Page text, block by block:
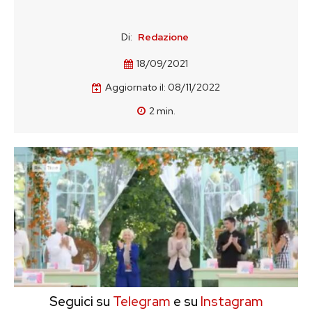
Di: Redazione
18/09/2021
Aggiornato il: 08/11/2022
2min.
Seguici su Telegram e su Instagram